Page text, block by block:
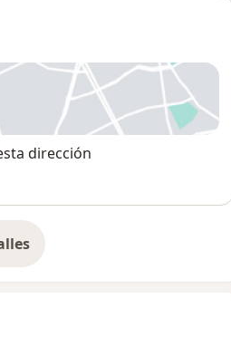
en una nueva pestaña
dirección
dirección